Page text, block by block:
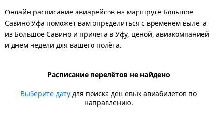
Онлайн расписание авиарейсов на маршруте Большое
Савино Уфа поможет вам определиться с временем вылета
из Большое Савино и прилета в Уфу, ценой, авиакомпанией
и днем недели для вашего полёта.
Расписание перелётов не найдено
Выберите дату для поиска дешевых авиабилетов по
направлению.